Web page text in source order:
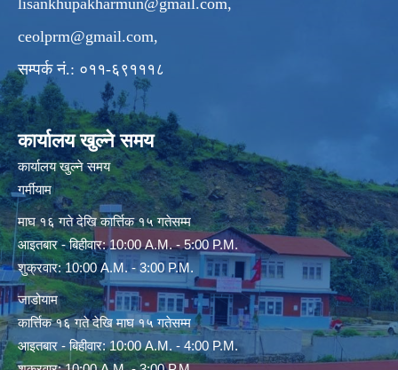
ceolprm@gmail.com,
सम्पर्क नं.: ०११-६९१११८
कार्यालय खुल्ने समय
कार्यालय खुल्ने समय
गर्मीयाम
माघ १६ गते देखि कार्त्तिक १५ गतेसम्म
आइतबार - बिहीवार: 10:00 A.M. - 5:00 P.M.
शुक्रवार: 10:00 A.M. - 3:00 P.M.
जाडोयाम
कार्त्तिक १६ गते देखि माघ १५ गतेसम्म
आइतबार - बिहीवार: 10:00 A.M. - 4:00 P.M.